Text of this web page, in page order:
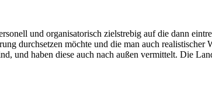
und organisatorisch zielstrebig auf die dann
durchsetzen möchte und die man auch
und haben diese auch nach außen vermittelt. Die